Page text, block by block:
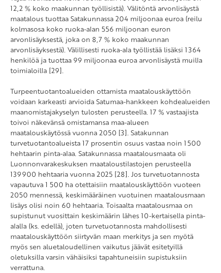
12,2 % koko maakunnan työllisistä). Välitöntä arvonlisäystä
maatalous tuottaa Satakunnassa 204 miljoonaa euroa (reilu
kolmasosa koko ruoka-alan 556 miljoonan euron
arvonlisäyksestä, joka on 8,7 % koko maakunnan
arvonlisäyksestä). Välillisesti ruoka-ala työllistää lisäksi 1 364
henkilöä ja tuottaa 99 miljoonaa euroa arvonlisäystä muilla
toimialoilla [29].
Turpeentuotantoalueiden ottamista maatalouskäyttöön
voidaan karkeasti arvioida Satumaa-hankkeen kohdealueiden
maanomistajakyselyn tulosten perusteella. 17 % vastaajista
toivoi näkevänsä omistamansa maa-alueen
maatalouskäytössä vuonna 2050 [3]. Satakunnan
turvetuotantoalueista 17 prosentin osuus vastaa noin 1 500
hehtaarin pinta-alaa. Satakunnassa maatalousmaata oli
Luonnonvarakeskuksen maataloustilastojen perusteella
139 900 hehtaaria vuonna 2025 [28]. Jos turvetuotannosta
vapautuva 1 500 ha otettaisiin maatalouskäyttöön vuoteen
2050 mennessä, keskimääräinen vuotuinen maatalousmaan
lisäys olisi noin 60 hehtaaria. Toisaalta maatalousmaa on
supistunut vuosittain keskimäärin lähes 10-kertaisella pinta-
alalla (ks. edellä), joten turvetuotannosta mahdollisesti
maatalouskäyttöön siirtyvän maan merkitys ja sen myötä
myös sen aluetaloudellinen vaikutus jäävät esitetyillä
oletuksilla varsin vähäisiksi tapahtuneisiin supistuksiin
verrattuna.